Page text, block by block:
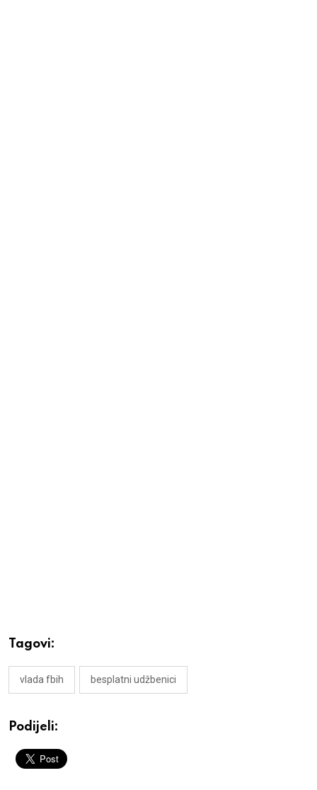
Tagovi:
vlada fbih besplatni udžbenici
Podijeli: